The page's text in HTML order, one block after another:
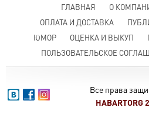
ГЛАВНАЯ О
ОПЛАТА И ДОСТАВКА
ЮМОР
ОЦЕНКА И ВЫКУП
ПОЛЬЗОВАТЕЛЬСКОЕ
Все права
HABARTORG